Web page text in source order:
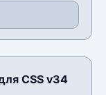
CSS v34